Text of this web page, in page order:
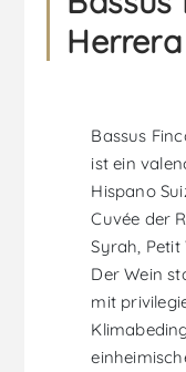
Bassus
ist ein
Hispano
Cuvée der
Syrah,
Der Wein
mit